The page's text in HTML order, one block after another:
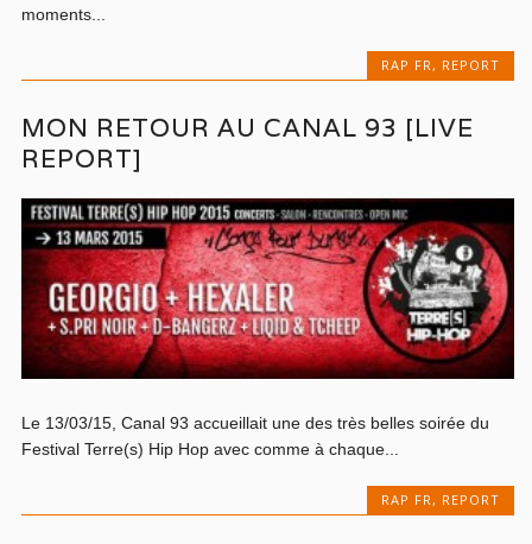
moments...
RAP FR, REPORT
MON RETOUR AU CANAL 93 [LIVE
REPORT]
Le 13/03/15, Canal 93 accueillait une des très belles soirée du
Festival Terre(s) Hip Hop avec comme à chaque...
RAP FR , REPORT